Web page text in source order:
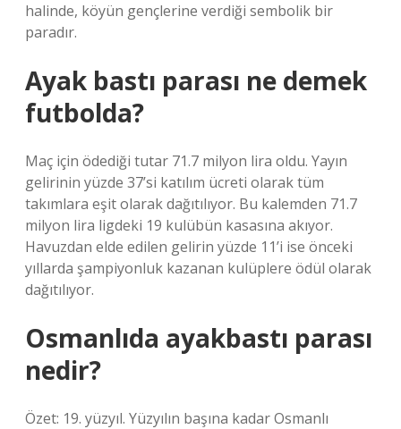
halinde, köyün gençlerine verdiği sembolik bir
paradır.
Ayak bastı parası ne demek
futbolda?
Maç için ödediği tutar 71.7 milyon lira oldu. Yayın
gelirinin yüzde 37’si katılım ücreti olarak tüm
takımlara eşit olarak dağıtılıyor. Bu kalemden 71.7
milyon lira ligdeki 19 kulübün kasasına akıyor.
Havuzdan elde edilen gelirin yüzde 11’i ise önceki
yıllarda şampiyonluk kazanan kulüplere ödül olarak
dağıtılıyor.
Osmanlıda ayakbastı parası
nedir?
Özet: 19. yüzyıl. Yüzyılın başına kadar Osmanlı